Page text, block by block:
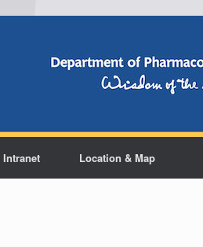
Intranet Location & Map